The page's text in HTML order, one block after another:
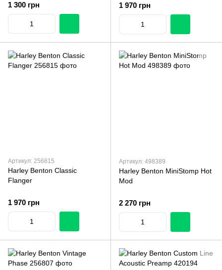
1 300 грн 1 970 грн
Артикул: 256815
Harley Benton Classic
Flanger
1 970 грн
Артикул: 498389
Harley Benton MiniStomp Hot
Mod
2 270 грн